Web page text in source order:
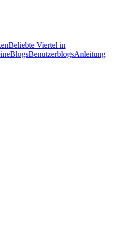
Beliebte Viertel in
BlogsBenutzerblogsAnleitung